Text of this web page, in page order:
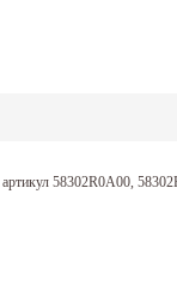
58302R0A00,